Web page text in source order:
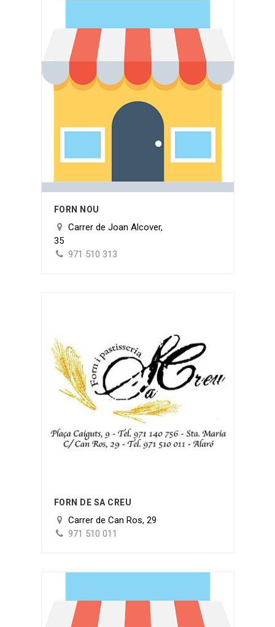
FORN NOU
Carrer de Joan Alcover,
35
971 510 313
FORN DE SA CREU
Carrer de Can Ros, 29
971 510 011